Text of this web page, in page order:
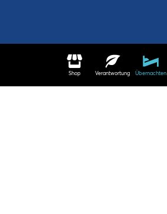
Shop Verantwortung Übernachten